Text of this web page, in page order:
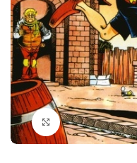
Klikni da povečaš